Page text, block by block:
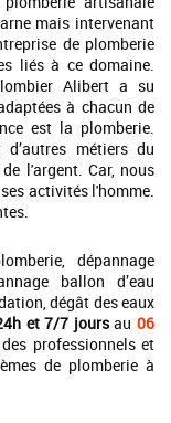
mais intervenant
de plomberie
liés à ce domaine.
Alibert a su
à chacun de
est la plomberie.
métiers du
l'argent. Car, nous
activités l'homme.
dépannage
ballon d’eau
dégât des eaux
et 7/7 joursau06
professionnels et
de plomberie à